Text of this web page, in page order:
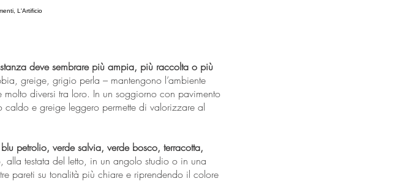
L'Artificio
deve sembrare più ampia, più raccolta o più
greige, grigio perla – mantengono l’ambiente
diversi tra loro. In un soggiorno con pavimento
e greige leggero permette di valorizzare al
blu petrolio, verde salvia, verde bosco, terracotta,
testata del letto, in un angolo studio o in una
pareti su tonalità più chiare e riprendendo il colore